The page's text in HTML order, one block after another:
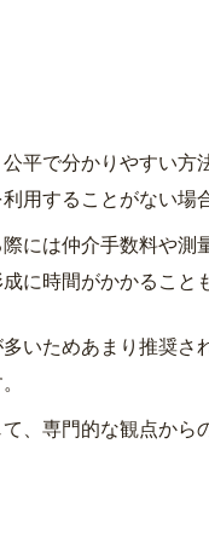
平で分かりやすい方
用することがない場
には仲介手数料や測
に時間がかかること
ためあまり推奨さ
、専門的な観点から